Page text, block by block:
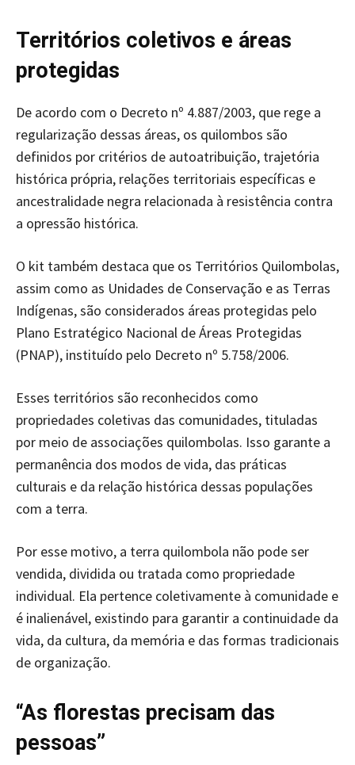
Territórios coletivos e áreas
protegidas
De acordo com o Decreto nº 4.887/2003, que rege a
regularização dessas áreas, os quilombos são
definidos por critérios de autoatribuição, trajetória
histórica própria, relações territoriais específicas e
ancestralidade negra relacionada à resistência contra
a opressão histórica.
O kit também destaca que os Territórios Quilombolas,
assim como as Unidades de Conservação e as Terras
Indígenas, são considerados áreas protegidas pelo
Plano Estratégico Nacional de Áreas Protegidas
(PNAP), instituído pelo Decreto nº 5.758/2006.
Esses territórios são reconhecidos como
propriedades coletivas das comunidades, tituladas
por meio de associações quilombolas. Isso garante a
permanência dos modos de vida, das práticas
culturais e da relação histórica dessas populações
com a terra.
Por esse motivo, a terra quilombola não pode ser
vendida, dividida ou tratada como propriedade
individual. Ela pertence coletivamente à comunidade e
é inalienável, existindo para garantir a continuidade da
vida, da cultura, da memória e das formas tradicionais
de organização.
“As florestas precisam das
pessoas”